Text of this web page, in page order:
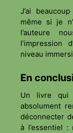
J’ai
même si je
l’auteure
l’impression
niveau
En
Un livre qui
absolument
déconnecter
à l’essentiel